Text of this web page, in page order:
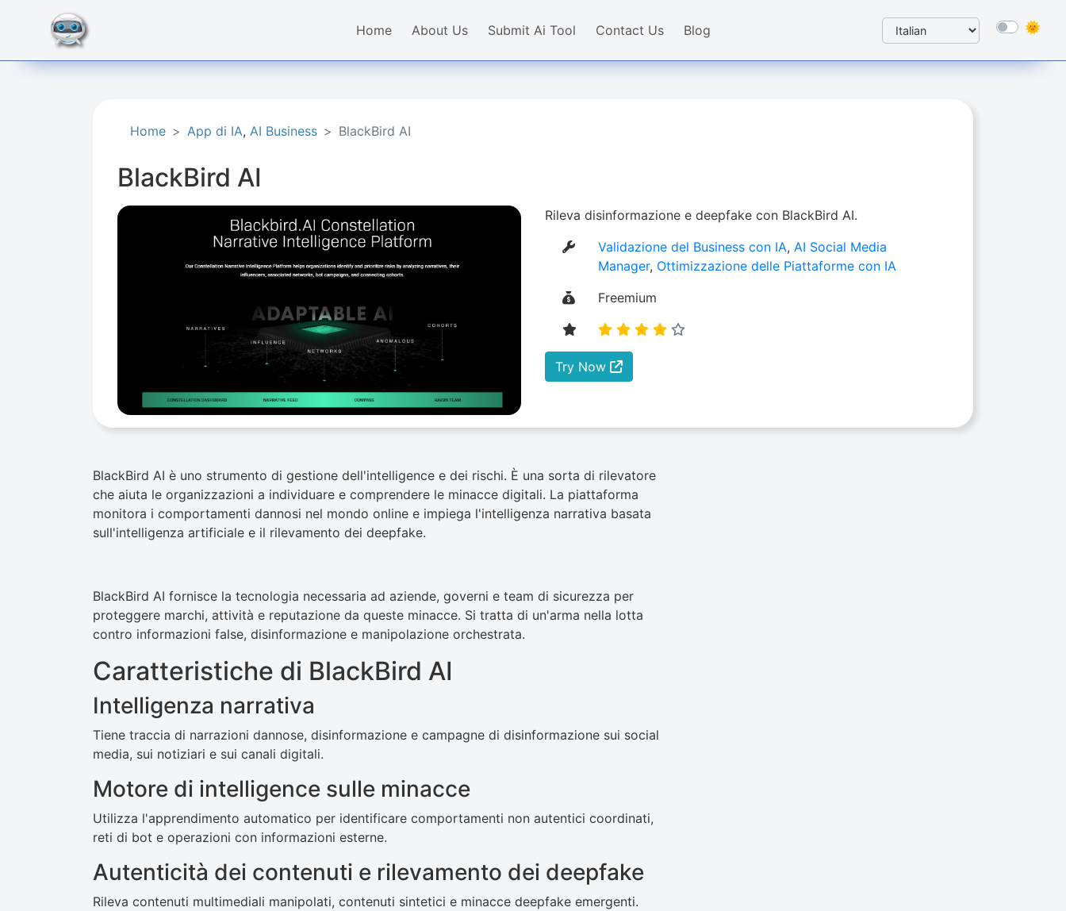
Home About Us Submit Ai Tool Contact Us Blog
Home App di IA, AI Business​ BlackBird AI
BlackBird AI
Rileva disinformazione e deepfake con BlackBird AI.
Validazione del Business con IA,AI Social Media
Manager, Ottimizzazione delle Piattaforme con IA
Freemium
Try Now
BlackBird AI è uno strumento di gestione dell'intelligence e dei rischi. È una sorta di rilevatore
che aiuta le organizzazioni a individuare e comprendere le minacce digitali. La piattaforma
monitora i comportamenti dannosi nel mondo online e impiega l'intelligenza narrativa basata
sull'intelligenza artificiale e il rilevamento dei deepfake.
BlackBird AI fornisce la tecnologia necessaria ad aziende, governi e team di sicurezza per
proteggere marchi, attività e reputazione da queste minacce. Si tratta di un'arma nella lotta
contro informazioni false, disinformazione e manipolazione orchestrata.
Caratteristiche di BlackBird AI
Intelligenza narrativa
Tiene traccia di narrazioni dannose, disinformazione e campagne di disinformazione sui social
media, sui notiziari e sui canali digitali.
Motore di intelligence sulle minacce
Utilizza l'apprendimento automatico per identificare comportamenti non autentici coordinati,
reti di bot e operazioni con informazioni esterne.
Autenticità dei contenuti e rilevamento dei deepfake
Rileva contenuti multimediali manipolati, contenuti sintetici e minacce deepfake emergenti.